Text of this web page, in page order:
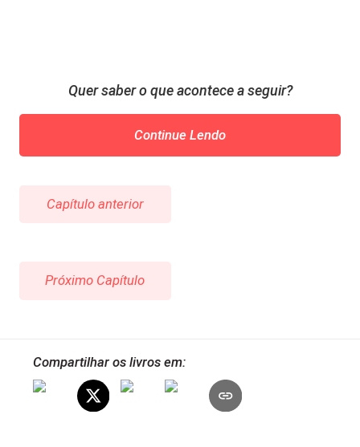
Quer saber o que acontece a seguir?
Continue Lendo
Capítulo anterior
Próximo Capítulo
Compartilhar os livros em: